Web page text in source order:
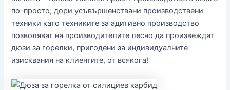
по-просто; дори усъвършенствани производствени
техники като техниките за адитивно производство
позволяват на производителите лесно да произвеждат
дюзи за горелки, пригодени за индивидуалните
изисквания на клиентите, от всякога!